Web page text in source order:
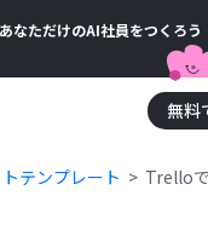
なただけのAI社員をつくろう
無料
テンプレート Trello